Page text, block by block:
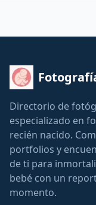
Directorio de
especializado en
recién nacido.
portfolios y
de ti para
bebé con un
momento.